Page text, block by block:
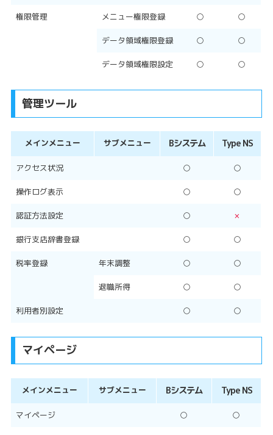
権限管理 メニュー権限登録 ○ ○
データ領域権限登録 ○ ○
データ領域権限設定 ○ ○
管理ツール
メインメニュー サブメニュー Bシステム Type NS
アクセス状況 ○ ○
操作ログ表示 ○ ○
認証方法設定 ○ ×
銀行支店辞書登録 ○ ○
税率登録 年末調整 ○ ○
退職所得 ○ ○
利用者別設定 ○ ○
マイページ
メインメニュー サブメニュー Bシステム Type NS
マイページ ○ ○